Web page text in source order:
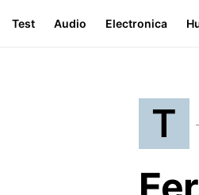
Test Audio Electronica
T